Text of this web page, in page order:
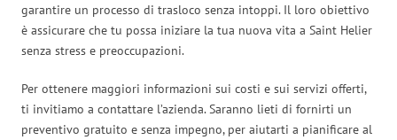
garantire un processo di trasloco senza intoppi. Il loro obiettivo
è assicurare che tu possa iniziare la tua nuova vita a Saint Helier
senza stress e preoccupazioni.
Per ottenere maggiori informazioni sui costi e sui servizi offerti,
ti invitiamo a contattare l’azienda. Saranno lieti di fornirti un
preventivo gratuito e senza impegno, per aiutarti a pianificare al